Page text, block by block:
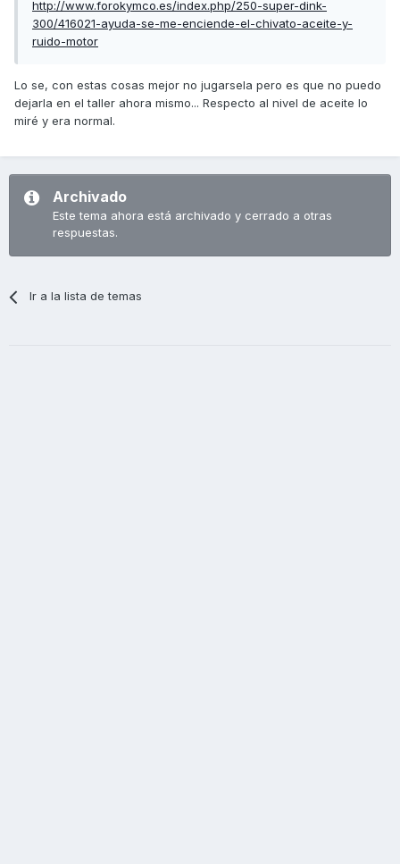
http://www.forokymco.es/index.php/250-super-dink-
300/416021-ayuda-se-me-enciende-el-chivato-aceite-y-
ruido-motor
Lo se, con estas cosas mejor no jugarsela pero es que no puedo
dejarla en el taller ahora mismo... Respecto al nivel de aceite lo
miré y era normal.
Archivado
Este tema ahora está archivado y cerrado a otras
respuestas.
Ir a la lista de temas